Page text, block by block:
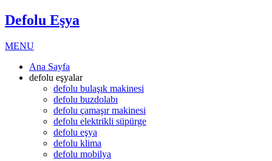
Defolu Eşya
MENU
Ana Sayfa
defolu eşyalar
defolu bulaşık makinesi
defolu buzdolabı
defolu çamaşır makinesi
defolu elektrikli süpürge
defolu eşya
defolu klima
defolu mobilya